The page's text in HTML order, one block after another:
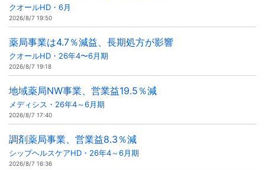
クオールHD・6月
2026/8/7 19:50
薬局事業は4.7％減益、長期処方が影響
クオールHD・26年4〜6月期
2026/8/7 19:18
地域薬局NW事業、営業益19.5％減
メディシス・26年4～6月期
2026/8/7 17:40
調剤薬局事業、営業益8.3％減
シップヘルスケアHD・26年4～6月期
2026/8/7 16:36